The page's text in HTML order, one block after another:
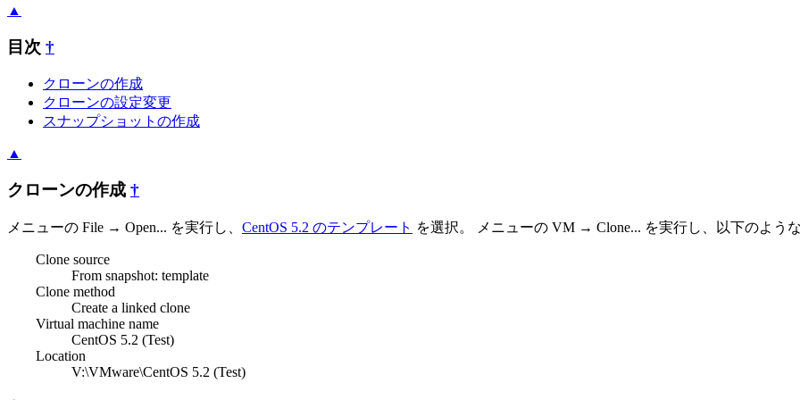
▲
目次 †
クローンの作成
クローンの設定変更
スナップショットの作成
▲
クローンの作成 †
メニューの File → Open... を実行し、 CentOS 5.2 のテンプレート を選択。 メニューの VM → Clone... を実行し、以下のよう
Clone source
From snapshot: template
Clone method
Create a linked clone
Virtual machine name
CentOS 5.2 (Test)
Location
V:\VMware\CentOS 5.2 (Test)